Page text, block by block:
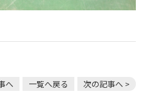
へ 一覧へ戻る 次の記事へ >